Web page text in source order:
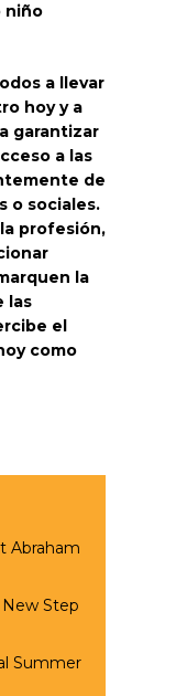
niño
a llevar
hoy y a
garantizar
a las
de
o sociales.
profesión,
la
las
el
como
Abraham
Step
Summer